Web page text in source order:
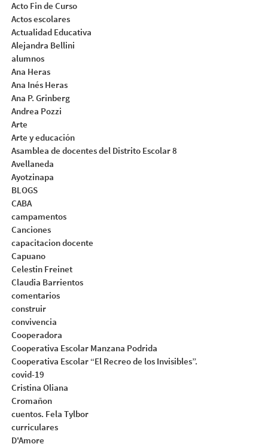
Acto Fin de Curso
Actos escolares
Actualidad Educativa
Alejandra Bellini
alumnos
Ana Heras
Ana Inés Heras
Ana P. Grinberg
Andrea Pozzi
Arte
Arte y educación
Asamblea de docentes del Distrito Escolar 8
Avellaneda
Ayotzinapa
BLOGS
CABA
campamentos
Canciones
capacitacion docente
Capuano
Celestin Freinet
Claudia Barrientos
comentarios
construir
convivencia
Cooperadora
Cooperativa Escolar Manzana Podrida
Cooperativa Escolar “El Recreo de los Invisibles”.
covid-19
Cristina Oliana
Cromañon
cuentos. Fela Tylbor
curriculares
D'Amore